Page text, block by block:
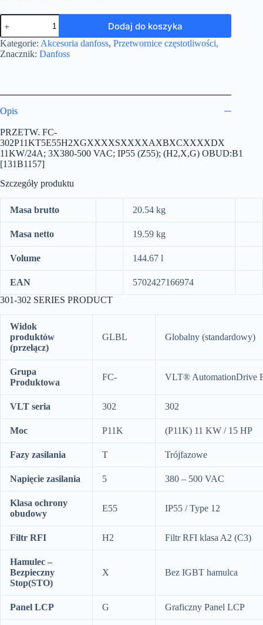
ilość
PRZETW.
FC-
302P11KT5E55H2XGXXXXSXXXXAXBXCXXXXDX
11KW/24A;
IP55
(Z55);
(H2,X,G)
OBUD:B1
[131B1157]
Dodaj do koszyka
Kategorie: Akcesoria danfoss, Przetwornice częstotliwości,
Znacznik: Danfoss
Opis
PRZETW. FC-
302P11KT5E55H2XGXXXXSXXXXAXBXCXXXXDX
11KW/24A; 3X380-500 VAC; IP55 (Z55); (H2,X,G) OBUD:B1
[131B1157]
Szczegóły produktu
Masa brutto 20.54 kg
Masa netto 19.59 kg
Volume 144.67 l
EAN
5702427166974
301-302 SERIES PRODUCT
Widok
produktów
(przełącz)
GLBL Globalny (standardowy)
Grupa
Produktowa
FC- VLT® AutomationDrive
VLT seria 302 302
Moc P11K (P11K) 11 KW / 15 HP
Fazy zasilania T Trójfazowe
Napięcie zasilania 5 380 – 500 VAC
Klasa ochrony
obudowy
E55 IP55 / Type 12
Filtr RFI H2 Filtr RFI klasa A2 (C3)
Hamulec –
Bezpieczny
Stop(STO)
X Bez IGBT hamulca
Panel LCP G Graficzny Panel LCP